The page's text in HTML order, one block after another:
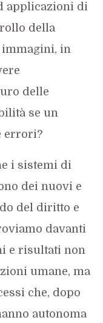
applicazioni di
della
immagini, in
delle
se un
errori?
i sistemi di
dei nuovi e
del diritto e
davanti
e risultati non
umane, ma
che, dopo
autonoma